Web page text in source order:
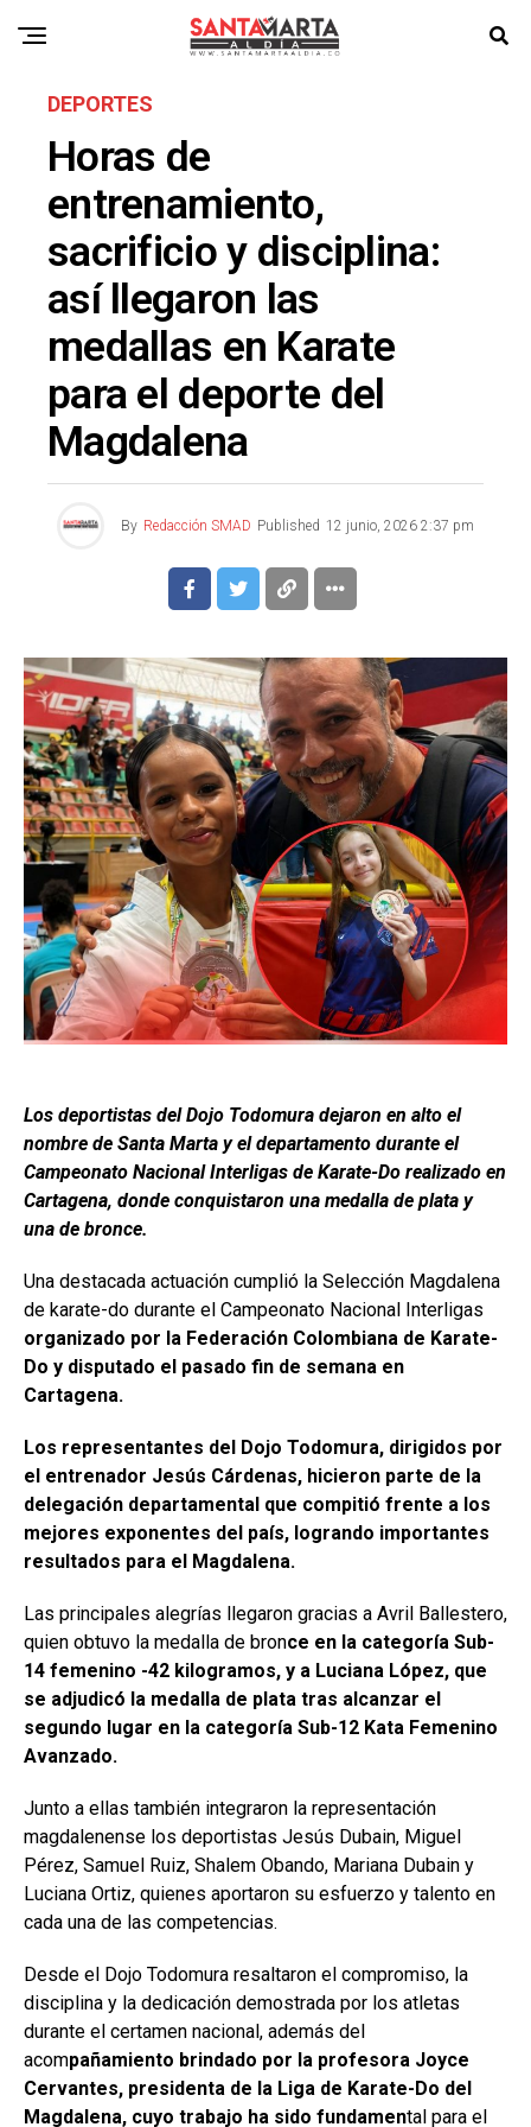
DEPORTES
Horas de
entrenamiento,
sacrificio y disciplina:
así llegaron las
medallas en Karate
para el deporte del
Magdalena
By Redacción SMAD Published 12 junio, 2026 2:37 pm
Los deportistas del Dojo Todomura dejaron en alto el
nombre de Santa Marta y el departamento durante el
Campeonato Nacional Interligas de Karate-Do realizado en
Cartagena, donde conquistaron una medalla de plata y
una de bronce.
Una destacada actuación cumplió la Selección Magdalena
de karate-do durante el Campeonato Nacional Interligas
organizado por la Federación Colombiana de Karate-
Do y disputado el pasado fin de semana en
Cartagena.
Los representantes del Dojo Todomura, dirigidos por
el entrenador Jesús Cárdenas, hicieron parte de la
delegación departamental que compitió frente a los
mejores exponentes del país, logrando importantes
resultados para el Magdalena.
Las principales alegrías llegaron gracias a Avril Ballestero,
quien obtuvo la medalla de bronce en la categoría Sub-
14 femenino -42 kilogramos, y a Luciana López, que
se adjudicó la medalla de plata tras alcanzar el
segundo lugar en la categoría Sub-12 Kata Femenino
Avanzado.
Junto a ellas también integraron la representación
magdalenense los deportistas Jesús Dubain, Miguel
Pérez, Samuel Ruiz, Shalem Obando, Mariana Dubain y
Luciana Ortiz, quienes aportaron su esfuerzo y talento en
cada una de las competencias.
Desde el Dojo Todomura resaltaron el compromiso, la
disciplina y la dedicación demostrada por los atletas
durante el certamen nacional, además del
acompañamiento brindado por la profesora Joyce
Cervantes, presidenta de la Liga de Karate-Do del
Magdalena, cuyo trabajo ha sido fundamental para el